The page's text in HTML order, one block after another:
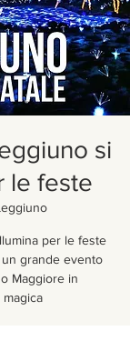
si
le feste
per le feste
grande evento
Maggiore in
magica